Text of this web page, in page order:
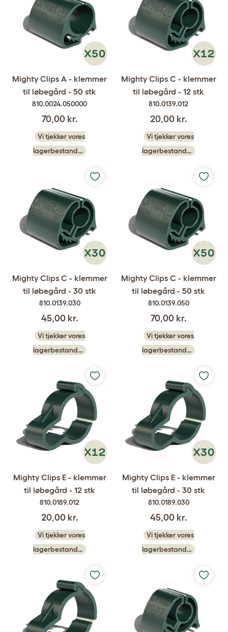
Mighty Clips A - klemmer
til løbegård - 50 stk
810.0024.050000
70,00 kr.
Vi tjekker vores
lagerbestand…
Mighty Clips C - klemmer
til løbegård - 12 stk
810.0139.012
20,00 kr.
Vi tjekker vores
lagerbestand…
Mighty Clips C - klemmer
til løbegård - 30 stk
810.0139.030
45,00 kr.
Vi tjekker vores
lagerbestand…
Mighty Clips C - klemmer
til løbegård - 50 stk
810.0139.050
70,00 kr.
Vi tjekker vores
lagerbestand…
Mighty Clips E - klemmer
til løbegård - 12 stk
810.0189.012
20,00 kr.
Vi tjekker vores
lagerbestand…
Mighty Clips E - klemmer
til løbegård - 30 stk
810.0189.030
45,00 kr.
Vi tjekker vores
lagerbestand…